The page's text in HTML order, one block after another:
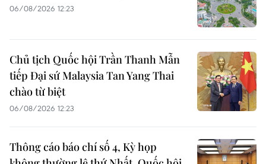
06/08/2026 12:23
Chủ tịch Quốc hội Trần Thanh Mẫn
tiếp Đại sứ Malaysia Tan Yang Thai
chào từ biệt
06/08/2026 12:23
Thông cáo báo chí số 4, Kỳ họp